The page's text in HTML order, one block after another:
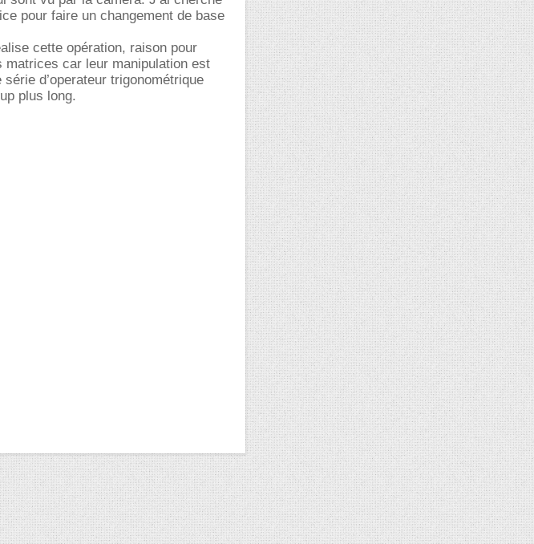
pour faire un changement de base
cette opération, raison pour
car leur manipulation est
d’operateur trigonométrique
plus long.